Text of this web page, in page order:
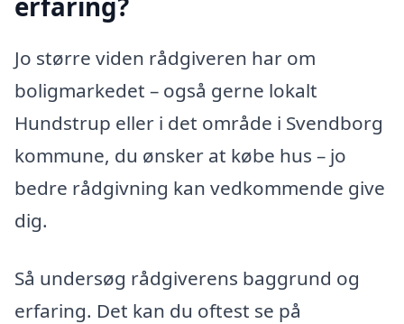
Jo større viden rådgiveren har om
boligmarkedet – også gerne lokalt
Hundstrup eller i det område i Svendborg
kommune, du ønsker at købe hus – jo
bedre rådgivning kan vedkommende give
dig.
Så undersøg rådgiverens baggrund og
erfaring. Det kan du oftest se på